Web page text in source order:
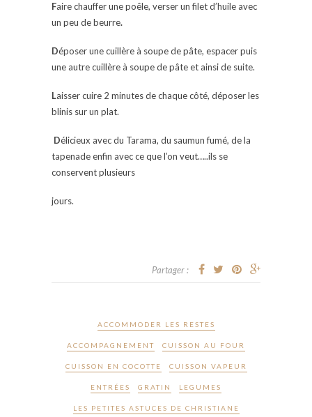
Faire chauffer une poêle, verser un filet d’huile avec
un peu de beurre.
Déposer une cuillère à soupe de pâte, espacer puis
une autre cuillère à soupe de pâte et ainsi de suite.
Laisser cuire 2 minutes de chaque côté, déposer les
blinis sur un plat.
Délicieux avec du Tarama, du saumun fumé, de la
tapenade enfin avec ce que l’on veut…..ils se
conservent plusieurs
jours.
Partager :
ACCOMMODER LES RESTES
ACCOMPAGNEMENT CUISSON AU FOUR
CUISSON EN COCOTTE CUISSON VAPEUR
ENTRÉES GRATIN LEGUMES
LES PETITES ASTUCES DE CHRISTIANE